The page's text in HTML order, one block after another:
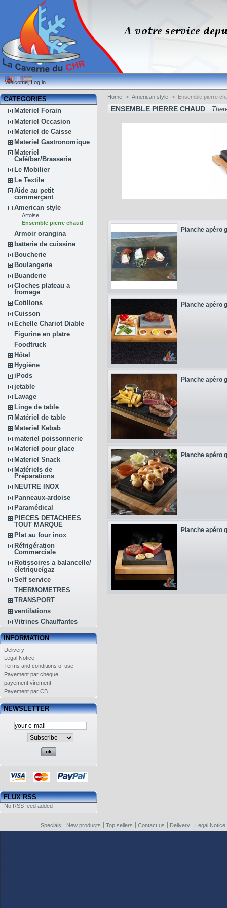
Welcome,Log in
CATEGORIES
Materiel Forain
Materiel Occasion
Materiel de Caisse
Materiel Gastronomique
Materiel
Café/bar/Brasserie
Le Mobilier
Le Textile
Aide au petit
commerçant
American style
Artoise
Ensemble pierre chaud
Armoir orangina
batterie de cuissine
Boucherie
Boulangerie
Buanderie
Cloches plateau a
fromage
Cotillons
Cuisson
Echelle Chariot Diable
Figurine en platre
Foodtruck
Hôtel
Hygiène
iPods
jetable
Lavage
Linge de table
Matériel de table
Materiel Kebab
materiel poissonnerie
Materiel pour glace
Materiel Snack
Matériels de
Préparations
NEUTRE INOX
Panneaux-ardoise
Paramédical
PIECES DETACHEES
TOUT MARQUE
Plat au four inox
Réfrigération
Commerciale
Rotissoires a balancelle/
életrique/gaz
Self service
THERMOMETRES
TRANSPORT
ventilations
Vitrines Chauffantes
INFORMATION
Delivery
Legal Notice
Terms and conditions of use
Payement par chèque
payement virement
Payement par CB
NEWSLETTER
FLUX RSS
No RSS feed added
Home > American style > Ensemble pierre
ENSEMBLE PIERRE CHAUD
Planche apéro
Planche apéro
Planche apéro
Planche apéro
Planche apéro
Specials New products Top sellers Contact us Delivery Legal Notice